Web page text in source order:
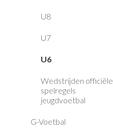
U8
U7
U6
Wedstrijden officiële
spelregels
jeugdvoetbal
G-Voetbal